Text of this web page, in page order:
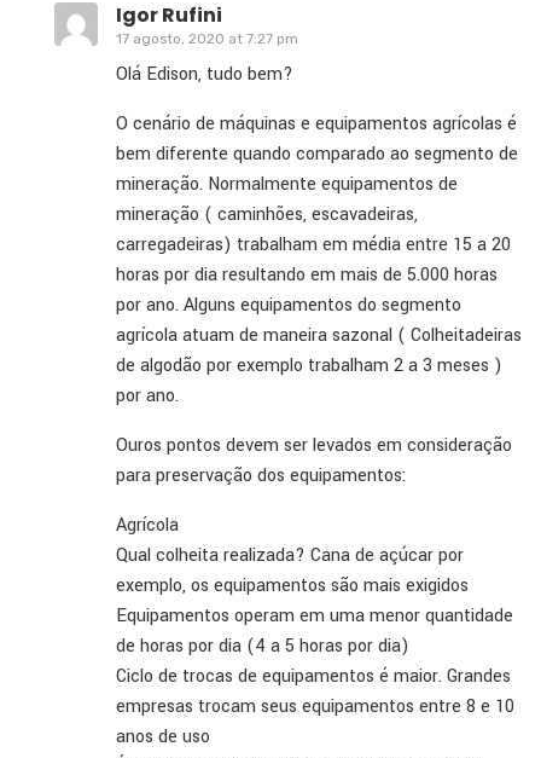
Igor Rufini
17 agosto, 2020 at 7:27 pm
Olá Edison, tudo bem?
O cenário de máquinas e equipamentos agrícolas é
bem diferente quando comparado ao segmento de
mineração. Normalmente equipamentos de
mineração ( caminhões, escavadeiras,
carregadeiras) trabalham em média entre 15 a 20
horas por dia resultando em mais de 5.000 horas
por ano. Alguns equipamentos do segmento
agrícola atuam de maneira sazonal ( Colheitadeiras
de algodão por exemplo trabalham 2 a 3 meses )
por ano.
Ouros pontos devem ser levados em consideração
para preservação dos equipamentos:
Agrícola
Qual colheita realizada? Cana de açúcar por
exemplo, os equipamentos são mais exigidos
Equipamentos operam em uma menor quantidade
de horas por dia (4 a 5 horas por dia)
Ciclo de trocas de equipamentos é maior. Grandes
empresas trocam seus equipamentos entre 8 e 10
anos de uso